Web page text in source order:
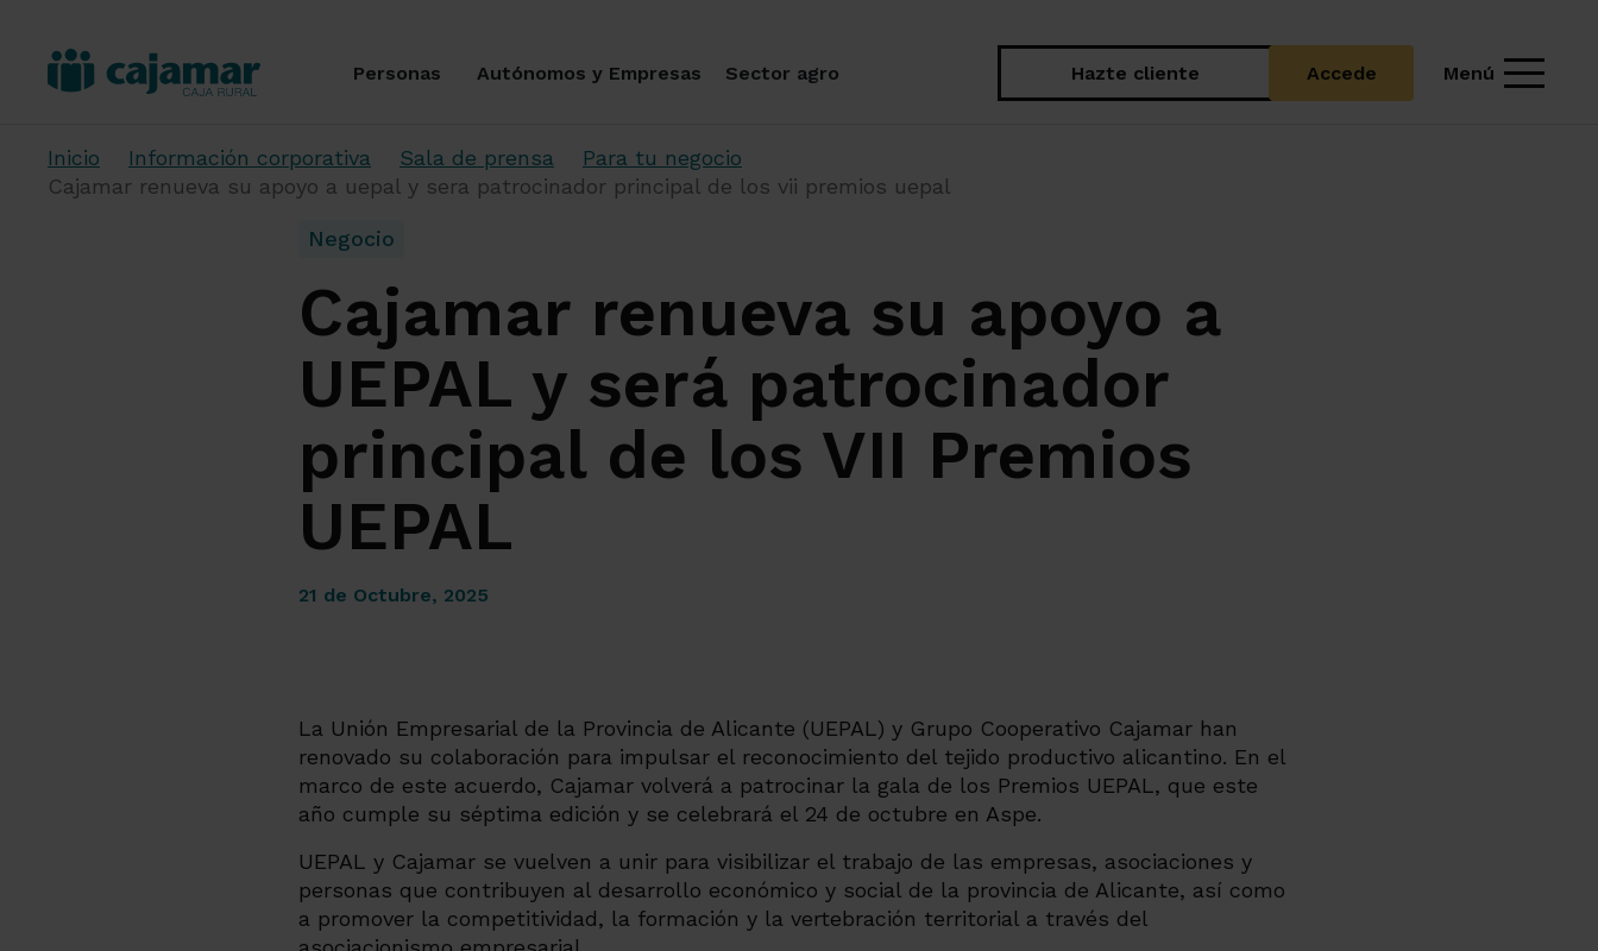
Personas Autónomos y Empresas Sector agro Hazte cliente Accede Menú
Inicio Información corporativa Sala de prensa
Para tu negocio
Cajamar renueva su apoyo a uepal y sera patrocinador principal de los vii premios uepal
Negocio
Cajamar renueva su apoyo a
UEPAL y será patrocinador
principal de los VII Premios
UEPAL
21 de Octubre, 2025
La Unión Empresarial de la Provincia de Alicante (UEPAL) y Grupo Cooperativo Cajamar han
renovado su colaboración para impulsar el reconocimiento del tejido productivo alicantino. En el
marco de este acuerdo, Cajamar volverá a patrocinar la gala de los Premios UEPAL, que este
año cumple su séptima edición y se celebrará el 24 de octubre en Aspe.
UEPAL y Cajamar se vuelven a unir para visibilizar el trabajo de las empresas, asociaciones y
personas que contribuyen al desarrollo económico y social de la provincia de Alicante, así como
a promover la competitividad, la formación y la vertebración territorial a través del